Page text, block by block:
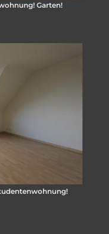
Garten!